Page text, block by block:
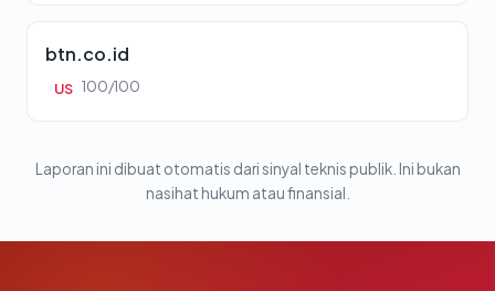
btn.co.id
US 100/100
Laporan ini dibuat otomatis dari sinyal teknis publik. Ini bukan
nasihat hukum atau finansial.